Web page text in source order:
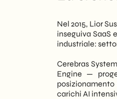
Infatti,
Nel 2015, Lior
inseguiva SaaS
industriale:
Cerebras
Engine —
carichi AI